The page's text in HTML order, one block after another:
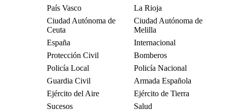
País Vasco
La Rioja
Ciudad Autónoma de
Ceuta
Ciudad Autónoma de
Melilla
España
Internacional
Protección Civil
Bomberos
Policía Local
Policía Nacional
Guardia Civil
Armada Española
Ejército del Aire
Ejército de Tierra
Sucesos
Salud